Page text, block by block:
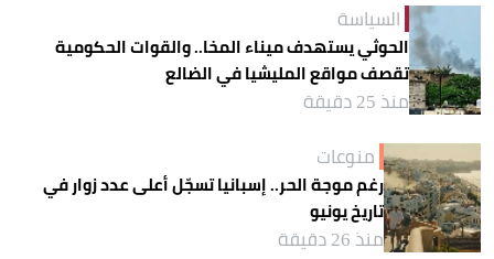
السياسة
الحوثي يستهدف ميناء المخا.. والقوات الحكومية
تقصف مواقع المليشيا في الضالع
منذ 25 دقيقة
منوعات
رغم موجة الحر.. إسبانيا تسجّل أعلى عدد زوار في
تاريخ يونيو
منذ 26 دقيقة